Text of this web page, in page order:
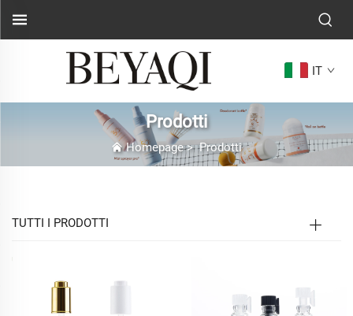
IT
Prodotti
Homepage>Prodotti
TUTTI I PRODOTTI